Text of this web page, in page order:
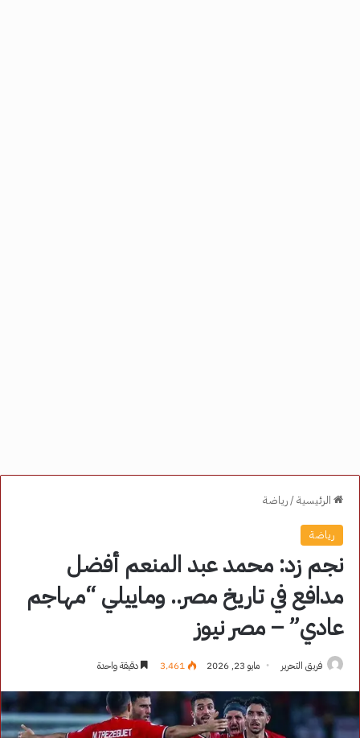
الرئيسية/رياضة
رياضة
نجم زد: محمد عبد المنعم أفضل
مدافع في تاريخ مصر.. وماييلي “مهاجم
عادي” – مصر نيوز
فريق التحرير مايو 23, 2026 3٬461 دقيقة واحدة